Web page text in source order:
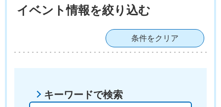
イベント情報を絞り込む
条件をクリア
キーワードで検索